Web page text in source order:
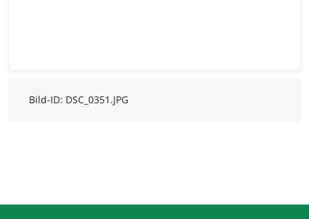
Bild-ID: DSC_0351.JPG